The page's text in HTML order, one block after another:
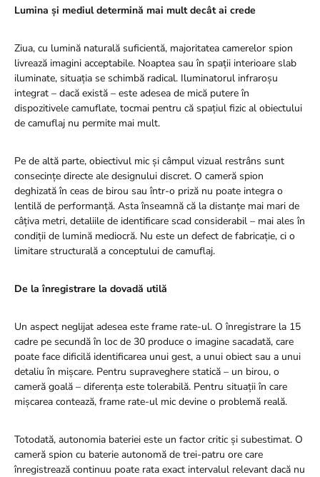
Lumina și mediul determină mai mult decât ai crede
Ziua, cu lumină naturală suficientă, majoritatea camerelor spion
livrează imagini acceptabile. Noaptea sau în spații interioare slab
iluminate, situația se schimbă radical. Iluminatorul infraroșu
integrat – dacă există – este adesea de mică putere în
dispozitivele camuflate, tocmai pentru că spațiul fizic al obiectului
de camuflaj nu permite mai mult.
Pe de altă parte, obiectivul mic și câmpul vizual restrâns sunt
consecințe directe ale designului discret. O cameră spion
deghizată în ceas de birou sau într-o priză nu poate integra o
lentilă de performanță. Asta înseamnă că la distanțe mai mari de
câțiva metri, detaliile de identificare scad considerabil – mai ales în
condiții de lumină mediocră. Nu este un defect de fabricație, ci o
limitare structurală a conceptului de camuflaj.
De la înregistrare la dovadă utilă
Un aspect neglijat adesea este frame rate-ul. O înregistrare la 15
cadre pe secundă în loc de 30 produce o imagine sacadată, care
poate face dificilă identificarea unui gest, a unui obiect sau a unui
detaliu în mișcare. Pentru supraveghere statică – un birou, o
cameră goală – diferența este tolerabilă. Pentru situații în care
mișcarea contează, frame rate-ul mic devine o problemă reală.
Totodată, autonomia bateriei este un factor critic și subestimat. O
cameră spion cu baterie autonomă de trei-patru ore care
înregistrează continuu poate rata exact intervalul relevant dacă nu